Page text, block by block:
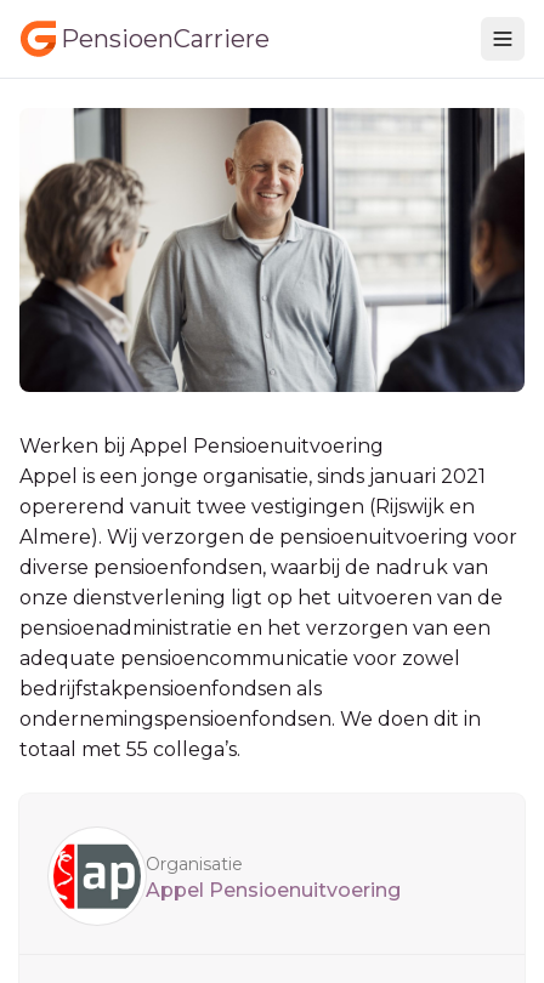
PensioenCarriere
Werken bij Appel Pensioenuitvoering
Appel is een jonge organisatie, sinds januari 2021
opererend vanuit twee vestigingen (Rijswijk en
Almere). Wij verzorgen de pensioenuitvoering voor
diverse pensioenfondsen, waarbij de nadruk van
onze dienstverlening ligt op het uitvoeren van de
pensioenadministratie en het verzorgen van een
adequate pensioencommunicatie voor zowel
bedrijfstakpensioenfondsen als
ondernemingspensioenfondsen. We doen dit in
totaal met 55 collega’s.
Organisatie
Appel Pensioenuitvoering